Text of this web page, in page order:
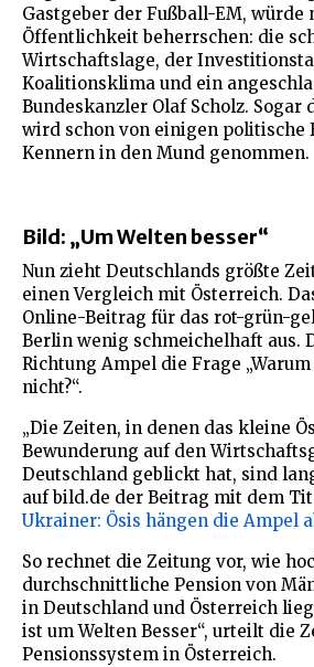
Gastgeber der Fußball-EM, würde
Öffentlichkeit beherrschen: die
Wirtschaftslage, der
Koalitionsklima und ein
Bundeskanzler Olaf Scholz. Sogar
wird schon von einigen politische
Kennern in den Mund genommen.
Bild: „Um Welten besser“
Nun zieht Deutschlands größte
einen Vergleich mit Österreich.
Online-Beitrag für das rot-grün-
Berlin wenig schmeichelhaft aus.
Richtung Ampel die Frage
nicht?“.
„Die Zeiten, in denen das kleine
Bewunderung auf den
Deutschland geblickt hat, sind
auf bild.de der Beitrag mit dem
Ukrainer: Ösis hängen die Ampel
So rechnet die Zeitung vor, wie
durchschnittliche Pension von
in Deutschland und Österreich
ist um Welten Besser“, urteilt die
Pensionssystem in Österreich.